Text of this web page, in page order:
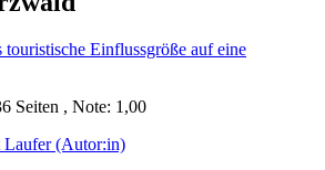
Seiten , Note: 1,00
(Autor:in)